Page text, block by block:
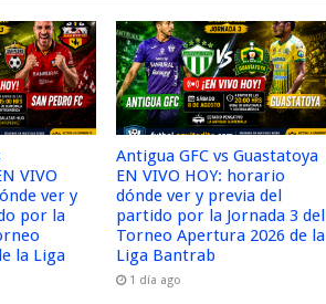
VIVO
ver y
por la
la Liga
Antigua GFC vs Guastatoya
EN VIVO HOY: horario
dónde ver y previa del
partido por la Jornada 3 del
Torneo Apertura 2026 de la
Liga Bantrab
1 día ago